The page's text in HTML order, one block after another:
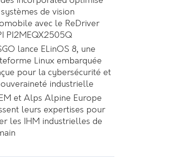
de vision
avec le ReDriver
PI2MEQX2505Q
lance ELinOS 8, une
Linux embarquée
pour la cybersécurité et
industrielle
et Alps Alpine Europe
leurs expertises pour
les IHM industrielles de